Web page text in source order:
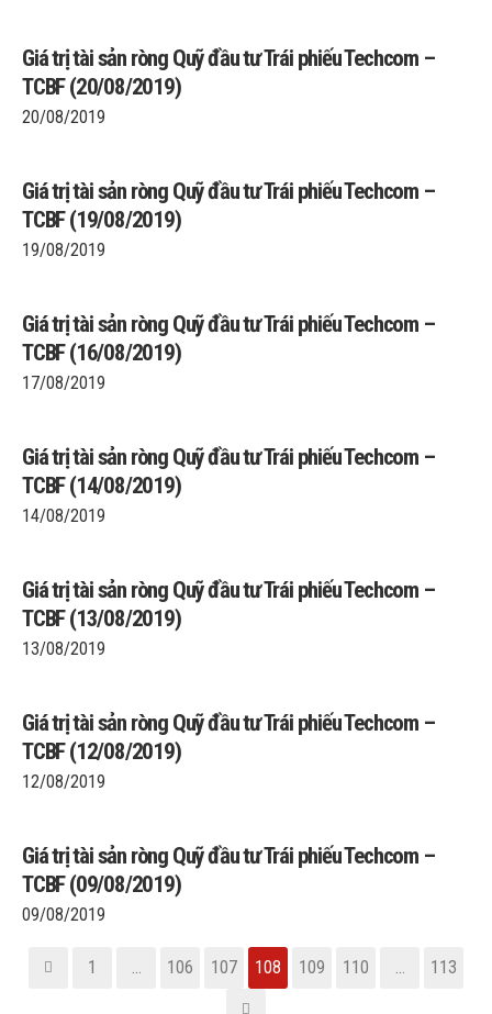
Giá trị tài sản ròng Quỹ đầu tư Trái phiếu Techcom –
TCBF (20/08/2019)
20/08/2019
Giá trị tài sản ròng Quỹ đầu tư Trái phiếu Techcom –
TCBF (19/08/2019)
19/08/2019
Giá trị tài sản ròng Quỹ đầu tư Trái phiếu Techcom –
TCBF (16/08/2019)
17/08/2019
Giá trị tài sản ròng Quỹ đầu tư Trái phiếu Techcom –
TCBF (14/08/2019)
14/08/2019
Giá trị tài sản ròng Quỹ đầu tư Trái phiếu Techcom –
TCBF (13/08/2019)
13/08/2019
Giá trị tài sản ròng Quỹ đầu tư Trái phiếu Techcom –
TCBF (12/08/2019)
12/08/2019
Giá trị tài sản ròng Quỹ đầu tư Trái phiếu Techcom –
TCBF (09/08/2019)
09/08/2019
1 … 106 107 108 109 110 … 113